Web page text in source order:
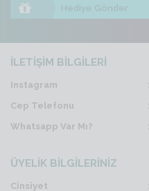
Hediye Gönder
İLETİŞİM BİLGİLERİ
Instagram
Cep Telefonu
Whatsapp Var Mı?
ÜYELİK BİLGİLERİNİZ
Cinsiyet